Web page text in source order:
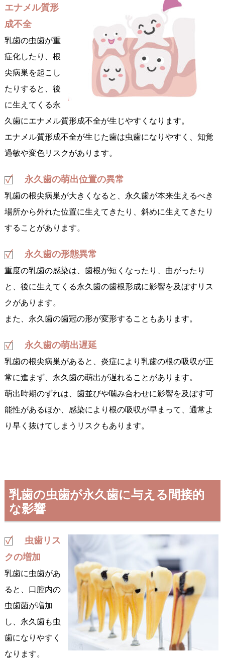
エナメル質形
成不全
乳歯の虫歯が重
症化したり、根
尖病巣を起こし
たりすると、後
に生えてくる永
久歯にエナメル質形成不全が生じやすくなります。
エナメル質形成不全が生じた歯は虫歯になりやすく、知覚
過敏や変色リスクがあります。
永久歯の萌出位置の異常
乳歯の根尖病巣が大きくなると、永久歯が本来生えるべき
場所から外れた位置に生えてきたり、斜めに生えてきたり
することがあります。
永久歯の形態異常
重度の乳歯の感染は、歯根が短くなったり、曲がったり
と、後に生えてくる永久歯の歯根形成に影響を及ぼすリス
クがあります。
また、永久歯の歯冠の形が変形することもあります。
永久歯の萌出遅延
乳歯の根尖病巣があると、炎症により乳歯の根の吸収が正
常に進まず、永久歯の萌出が遅れることがあります。
萌出時期のずれは、歯並びや噛み合わせに影響を及ぼす可
能性があるほか、感染により根の吸収が早まって、通常よ
り早く抜けてしまうリスクもあります。
乳歯の虫歯が永久歯に与える間接的
な影響
虫歯リス
クの増加
乳歯に虫歯があ
ると、口腔内の
虫歯菌が増加
し、永久歯も虫
歯になりやすく
なります。